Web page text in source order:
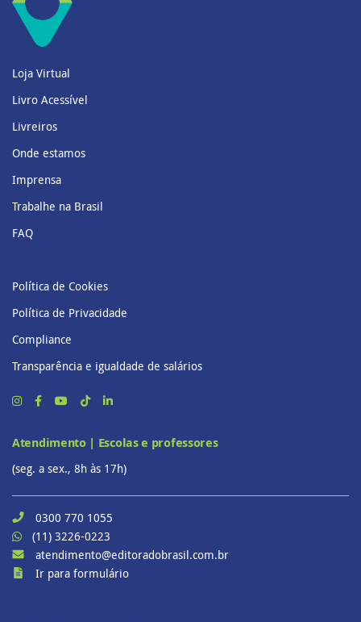
Loja Virtual
Livro Acessível
Livreiros
Onde estamos
Imprensa
Trabalhe na Brasil
FAQ
Política de Cookies
Política de Privacidade
Compliance
Transparência e igualdade de salários
Atendimento | Escolas e professores
(seg. a sex., 8h às 17h)
0300 770 1055
(11) 3226-0223
atendimento@editoradobrasil.com.br
Ir para formulário